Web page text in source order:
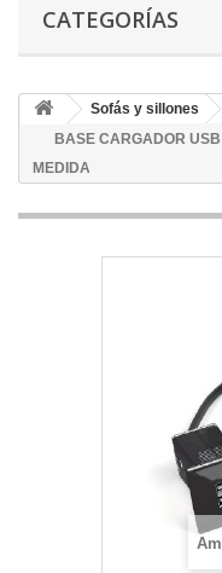
CATEGORÍAS
Sofás y sillones
BASE CARGADOR
MEDIDA